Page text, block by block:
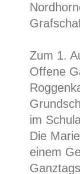
Zum 1.
Offene
im
Die
einem